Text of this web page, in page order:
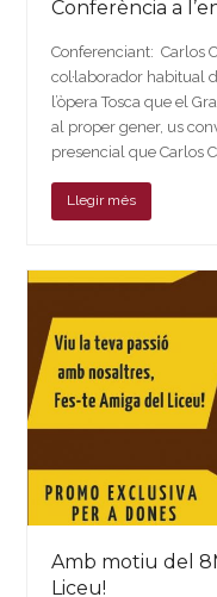
Conferència a
Conferenciant: Carlos
col·laborador habitual
l’òpera Tosca que el
al proper gener, us
presencial que Carlos
Llegir més
Amb motiu del
Liceu!